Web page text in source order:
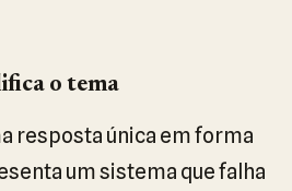
o tema
resposta única em forma
um sistema que falha